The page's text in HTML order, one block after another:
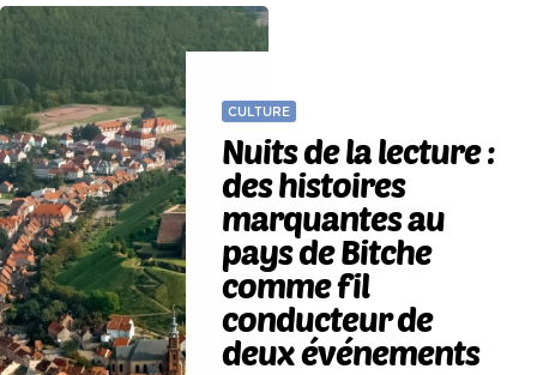
CULTURE
Nuits de la lecture :
des histoires
marquantes au
pays de Bitche
comme fil
conducteur de
deux événements